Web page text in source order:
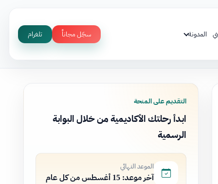
المدونة سجّل مجاناً تلغرام
التقديم على المنحة
ابدأ رحلتك الأكاديمية من خلال البوابة
الرسمية
الموعد النهائي
آخر موعد: 15 أغسطس من كل عام